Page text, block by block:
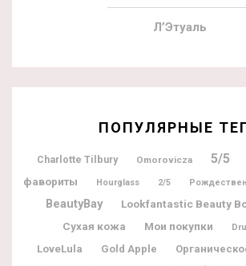
Л’Этуаль
ПОПУЛЯРНЫЕ
Charlotte Tilbury Omorovicza 5/5
фавориты
Hourglass 2/5
BeautyBay Lookfantastic Beauty
Сухая кожа
Мои покупки
LoveLula Gold Apple